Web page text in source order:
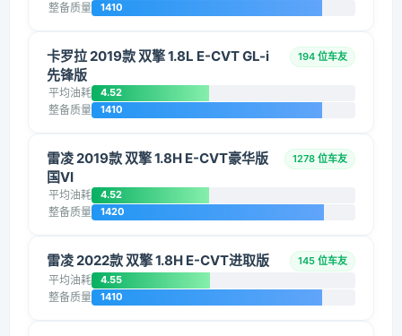
整备质量 1410
卡罗拉 2019款 双擎 1.8L E-CVT GL-i
先锋版
194 位车友
平均油耗 4.52
整备质量 1410
雷凌 2019款 双擎 1.8H E-CVT豪华版
国VI
1278 位车友
平均油耗 4.52
整备质量 1420
雷凌 2022款 双擎 1.8H E-CVT进取版 145 位车友
平均油耗 4.55
整备质量 1410